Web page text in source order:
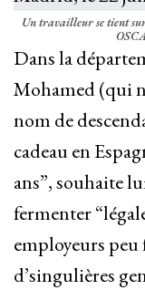
Un travailleur se tient
Dans la
Mohamed (qui
nom de
cadeau en
ans”, souhaite
fermenter
employeurs
d’singulières